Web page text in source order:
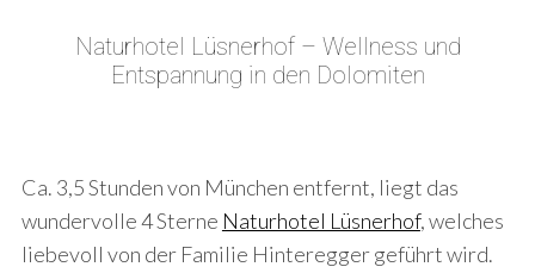
Naturhotel Lüsnerhof – Wellness und
Entspannung in den Dolomiten
Ca. 3,5 Stunden von München entfernt, liegt das
wundervolle 4 Sterne Naturhotel Lüsnerhof, welches
liebevoll von der Familie Hinteregger geführt wird.